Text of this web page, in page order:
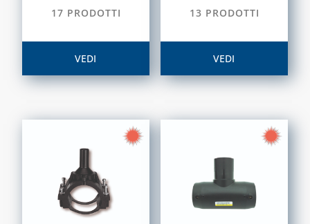
17 PRODOTTI
VEDI
13 PRODOTTI
VEDI